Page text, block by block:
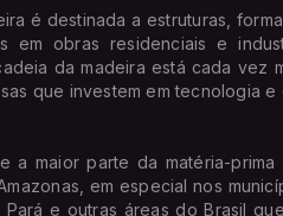
é destinada a estruturas,
em obras residenciais e
da madeira está cada vez
que investem em tecnologia
a maior parte da matéria-
em especial nos
e outras áreas do Brasil